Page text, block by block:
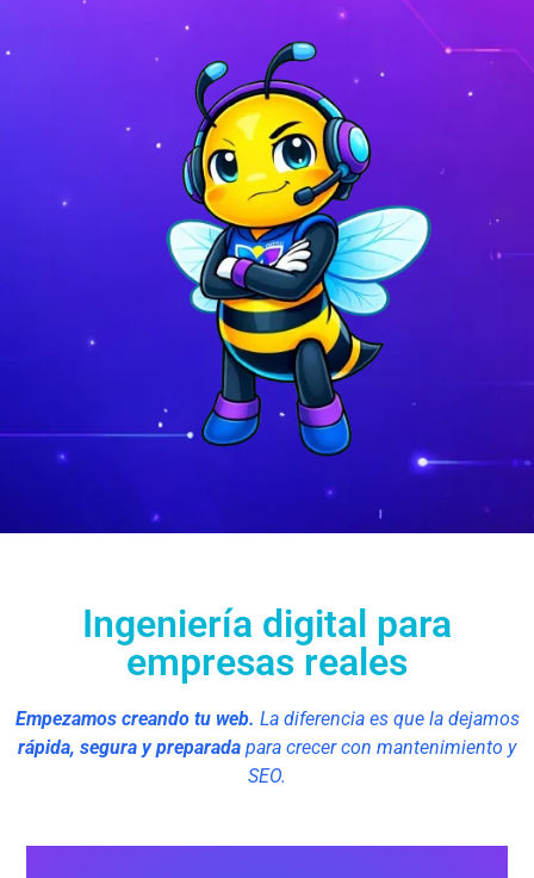
Ingeniería digital para
empresas reales
Empezamos creando tu web. La diferencia es que la dejamos
rápida, segura y preparada para crecer con mantenimiento y
SEO.